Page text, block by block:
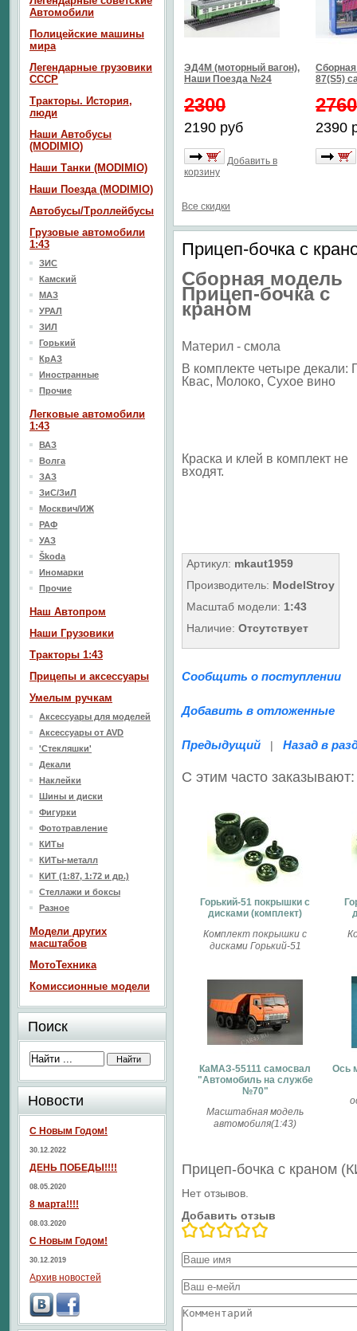
ЭД4М (моторный вагон),
Наши Поезда №24
2300
2190 руб
Добавить в
корзину
87(S5)
2760
2390
Все скидки
Прицеп-бочка с
Сборная модель
Прицеп-бочка с
краном
Материл - смола
В комплекте четыре декали:
Квас, Молоко, Сухое вино
Краска и клей в комплект не
входят.
Артикул: mkaut1959
Производитель: ModelStroy
Масштаб модели: 1:43
Наличие: Отсутствует
Сообщить о поступлении
Добавить в отложенные
Предыдущий | Назад в
С этим часто заказывают:
Горький-51 покрышки с
дисками (комплект)
Комплект покрышки с
дисками Горький-51
КаМАЗ-55111 самосвал
"Автомобиль на службе
№70"
Масштабная модель
автомобиля(1:43)
Ось
Прицеп-бочка с краном
Нет отзывов.
Добавить отзыв
Автомобили
Полицейские машины
мира
Легендарные грузовики
СССР
Тракторы. История,
люди
Наши Автобусы
(MODIMIO)
Наши Танки (MODIMIO)
Наши Поезда (MODIMIO)
Автобусы/Троллейбусы
Грузовые автомобили
1:43
ЗИС
Камский
МАЗ
УРАЛ
ЗИЛ
Горький
КрАЗ
Иностранные
Прочие
Легковые автомобили
1:43
ВАЗ
Волга
ЗАЗ
ЗиС/ЗиЛ
Москвич/ИЖ
РАФ
УАЗ
Škoda
Иномарки
Прочие
Наш Aвтопром
Наши Грузовики
Тракторы 1:43
Прицепы и аксессуары
Умелым ручкам
Аксессуары для моделей
Аксессуары от AVD
'Стекляшки'
Декали
Наклейки
Шины и диски
Фигурки
Фототравление
КИТы
КИТы-металл
КИТ (1:87, 1:72 и др.)
Стеллажи и боксы
Разное
Модели других
масштабов
МотоТехника
Комиссионные модели
Поиск
Новости
С Новым Годом!
30.12.2022
ДЕНЬ ПОБЕДЫ!!!!
08.05.2020
8 марта!!!!
08.03.2020
С Новым Годом!
30.12.2019
Архив новостей